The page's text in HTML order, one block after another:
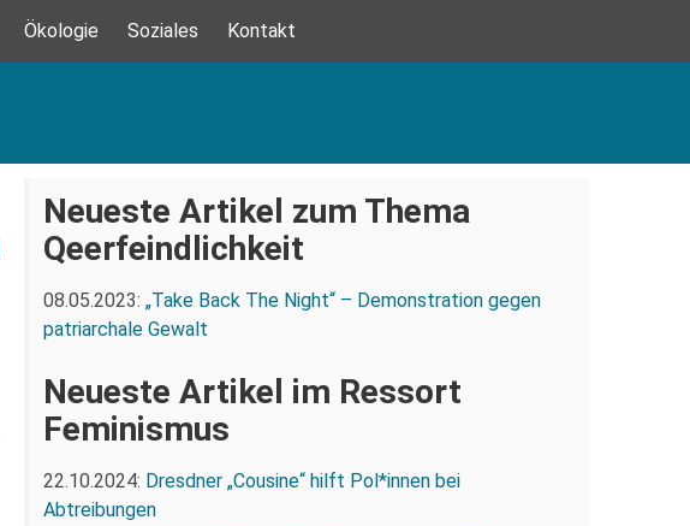
Ökologie Soziales Kontakt
Neueste Artikel zum Thema
Qeerfeindlichkeit
08.05.2023: „Take Back The Night“ – Demonstration gegen
patriarchale Gewalt
Neueste Artikel im Ressort
Feminismus
22.10.2024: Dresdner „Cousine“ hilft Pol*innen bei
Abtreibungen